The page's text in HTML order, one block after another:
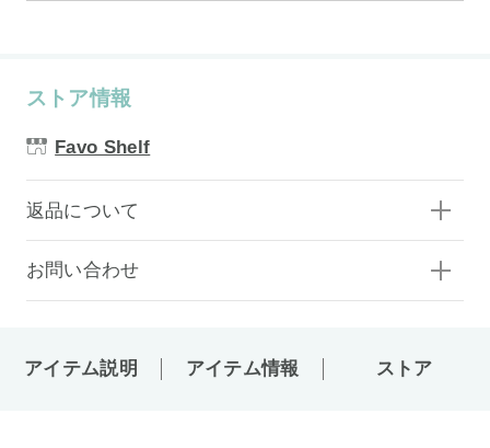
ストア情報
Favo Shelf
返品について
お問い合わせ
アイテム説明 アイテム情報 ストア